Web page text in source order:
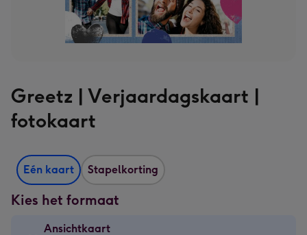
Greetz | Verjaardagskaart |
fotokaart
Eén kaart Stapelkorting
Kies het formaat
Ansichtkaart